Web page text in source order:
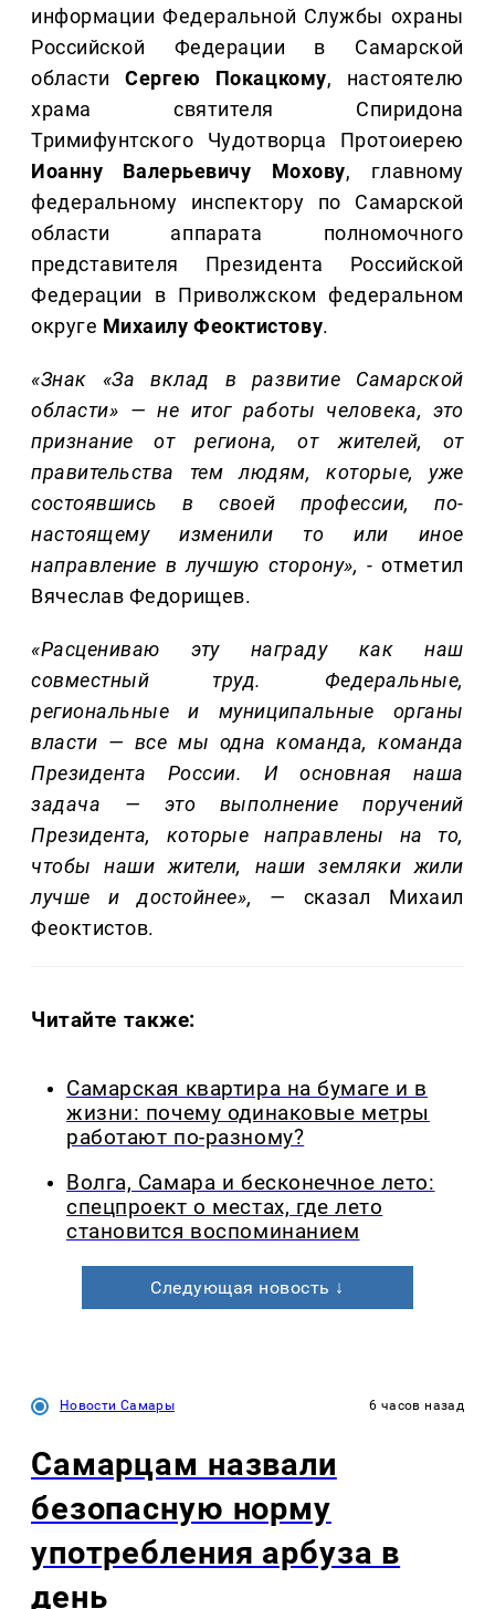
информации Федеральной Службы охраны
Российской Федерации в Самарской
областиСергею Покацкому, настоятелю
храма святителя Спиридона
Тримифунтского Чудотворца Протоиерею
Иоанну Валерьевичу Мохову, главному
федеральному инспектору по Самарской
области аппарата полномочного
представителя Президента Российской
Федерации в Приволжском федеральном
округе Михаилу Феоктистову.
«Знак «За вклад в развитие Самарской
области» — не итог работы человека, это
признание от региона, от жителей, от
правительства тем людям, которые, уже
состоявшись в своей профессии, по-
настоящему изменили то или иное
направление в лучшую сторону», -отметил
Вячеслав Федорищев.
«Расцениваю эту награду как наш
совместный труд. Федеральные,
региональные и муниципальные органы
власти — все мы одна команда, команда
Президента России. И основная наша
задача — это выполнение поручений
Президента, которые направлены на то,
чтобы наши жители, наши земляки жили
лучше и достойнее», — сказал Михаил
Феоктистов.
Читайте также:
Самарская квартира на бумаге и в
жизни: почему одинаковые метры
работают по-разному?
Волга, Самара и бесконечное лето:
спецпроект о местах, где лето
становится воспоминанием
Следующая новость ↓
Новости Самары 6 часов назад
Самарцам назвали
безопасную норму
употребления арбуза в
день